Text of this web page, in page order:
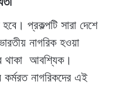
প্রকল্পটি সারা দেশে
নাগরিক হওয়া
থাকা আবশ্যিক।
নাগরিকদের এই